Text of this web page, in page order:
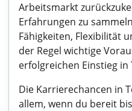
Arbeitsmarkt
Erfahrungen zu
Fähigkeiten, Flexibilität
der Regel wichtige
erfolgreichen Einstieg in
Die Karrierechancen in
allem, wenn du bereit